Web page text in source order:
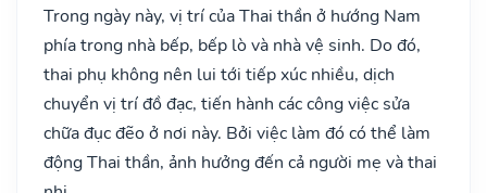
Trong ngày này, vị trí của Thai thần ở hướng Nam
phía trong nhà bếp, bếp lò và nhà vệ sinh. Do đó,
thai phụ không nên lui tới tiếp xúc nhiều, dịch
chuyển vị trí đồ đạc, tiến hành các công việc sửa
chữa đục đẽo ở nơi này. Bởi việc làm đó có thể làm
động Thai thần, ảnh hưởng đến cả người mẹ và thai